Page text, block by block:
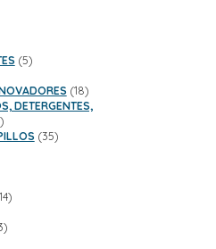
55
1818
productos
DETERGENTES,
3535
14
13